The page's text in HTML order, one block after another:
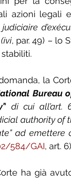
azioni legali
(ivi, par. 49) – lo
la
Bureau
di cui all’art.
authority of
ad emettere
584/GAI, art.
ha già